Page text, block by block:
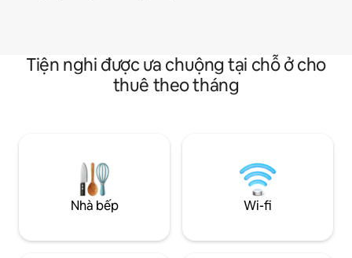
Tiện nghi được ưa chuộng tại chỗ ở cho
thuê theo tháng
Nhà bếp Wi-fi